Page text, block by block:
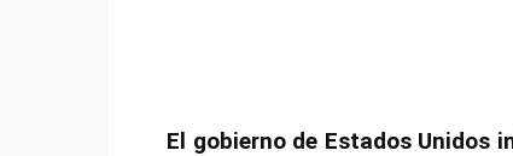
El gobierno de Estados Unidos